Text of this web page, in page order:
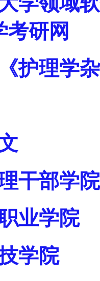
考研网
护理学
干部学院
业学院
学院